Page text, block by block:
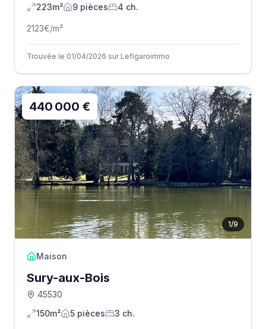
223m²
9 pièces 4 ch.
2123€/m²
Trouvée le 01/04/2026 sur Lefigaroimmo
1/9
440 000 €
Maison
Sury-aux-Bois
45530
150m²
5 pièces 3 ch.